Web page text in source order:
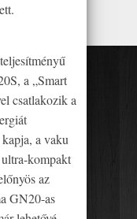
a „Smart
csatlakozik a
a vaku
kompakt
az
GN20-as